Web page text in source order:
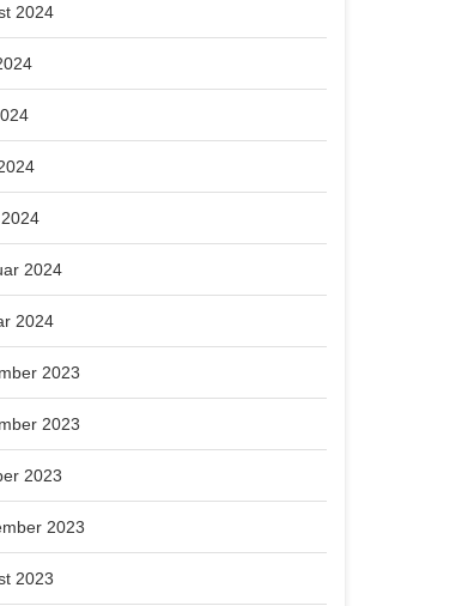
2024
2024
2024
2023
2023
2023
2023
2023